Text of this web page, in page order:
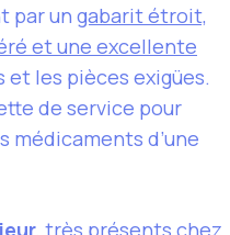
par un gabarit étroit,
et une excellente
et les pièces exigües.
de service pour
médicaments d’une
, très présents chez